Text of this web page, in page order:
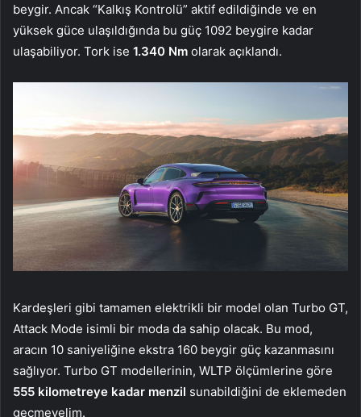
beygir. Ancak “Kalkış Kontrolü” aktif edildiğinde ve en
yüksek güce ulaşıldığında bu güç 1092 beygire kadar
ulaşabiliyor. Tork ise 1.340 Nm olarak açıklandı.
Kardeşleri gibi tamamen elektrikli bir model olan Turbo GT,
Attack Mode isimli bir moda da sahip olacak. Bu mod,
aracın 10 saniyeliğine ekstra 160 beygir güç kazanmasını
sağlıyor. Turbo GT modellerinin, WLTP ölçümlerine göre
555 kilometreye kadar menzil sunabildiğini de eklemeden
geçmeyelim.